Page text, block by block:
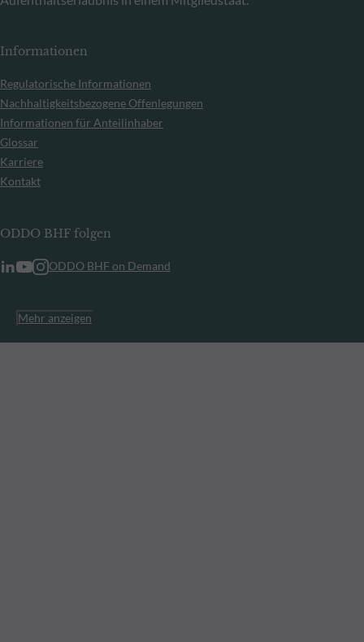
Informationen
Regulatorische Informationen
Nachhaltigkeitsbezogene Offenlegungen
Informationen für Anteilinhaber
Glossar
Karriere
Kontakt
ODDO BHF folgen
ODDO BHF on Demand
Mehr anzeigen